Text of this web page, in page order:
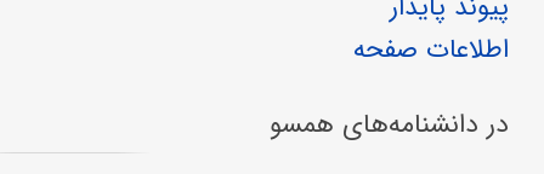
اطلاعات صفحه
در دانشنامه‌های همسو